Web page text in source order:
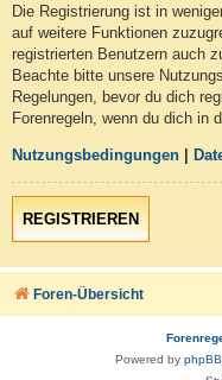
Die Registrierung ist in
auf weitere Funktionen
registrierten Benutzern auch
Beachte bitte unsere
Regelungen, bevor du dich
Forenregeln, wenn du dich in
Nutzungsbedingungen
REGISTRIEREN
Foren-Übersicht
Powered by phpBB